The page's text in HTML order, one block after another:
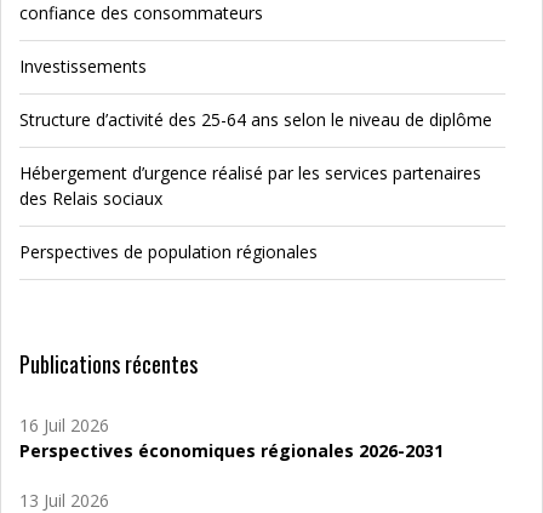
confiance des consommateurs
Investissements
Structure d’activité des 25-64 ans selon le niveau de diplôme
Hébergement d’urgence réalisé par les services partenaires
des Relais sociaux
Perspectives de population régionales
Publications récentes
16 Juil 2026
Perspectives économiques régionales 2026-2031
13 Juil 2026